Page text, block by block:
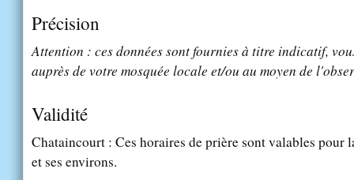
Précision
Attention : ces données sont fournies à titre indicatif,
auprès de votre mosquée locale et/ou au moyen de
Validité
Chataincourt : Ces horaires de prière sont valables pour
et ses environs.